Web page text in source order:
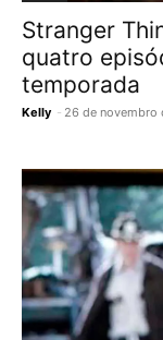
Stranger
quatro
temporada
Kelly - 26 de novembro